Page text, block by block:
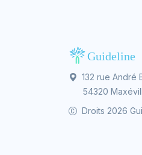
132 rue André
54320
Droits 2026